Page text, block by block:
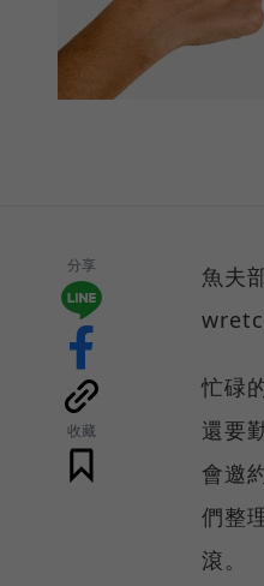
分享
收藏
魚夫
忙碌
還要
會邀
們整
滾。